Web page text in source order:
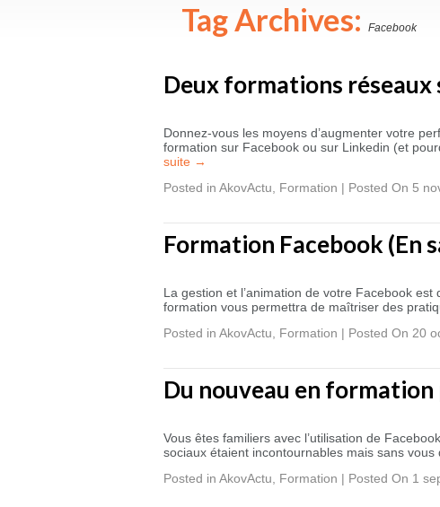
Tag Archives: Facebook
Deux formations réseaux
Donnez-vous les moyens d’augmenter votre
formation sur Facebook ou sur Linkedin (et
suite →
Posted in AkovActu Formation | Posted On 5
Formation Facebook (En
La gestion et l’animation de votre Facebook
formation vous permettra de maîtriser des
Posted in AkovActu Formation | Posted On 20
Du nouveau en
Vous êtes familiers avec l’utilisation de
sociaux étaient incontournables mais sans
Posted in AkovActu Formation | Posted On 1